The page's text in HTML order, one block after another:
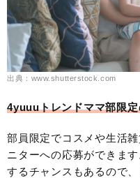
出典：www.shutterstock.com
4yuuuトレンドママ部限
部員限定でコスメや生活
ニターへの応募ができま
するチャンスもあるので